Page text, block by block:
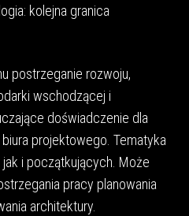
kolejna granica
postrzeganie rozwoju,
wschodzącej i
doświadczenie dla
projektowego. Tematyka
i początkujących. Może
pracy planowania
architektury.